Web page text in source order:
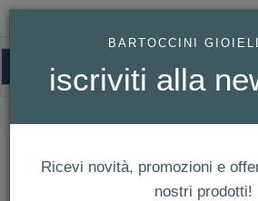
BARTOCCINI
iscriviti alla
Ricevi novità, promozioni e
nostri prodotti!